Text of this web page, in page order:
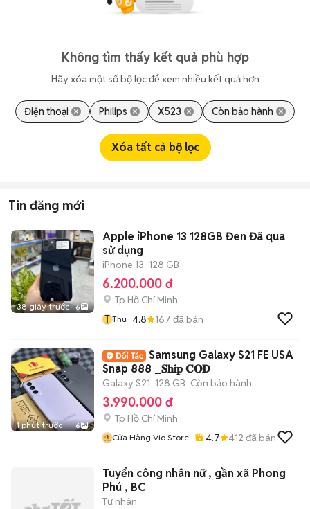
Không tìm thấy kết quả phù hợp
Hãy xóa một số bộ lọc để xem nhiều kết quả hơn
Điện thoại Philips X523 Còn bảo hành
Xóa tất cả bộ lọc
Tin đăng mới
38 giây trước 6
Apple iPhone 13 128GB Đen Đã qua
sử dụng
iPhone 13 128 GB
6.200.000 đ
Tp Hồ Chí Minh
T Thu 4.8 167 đã bán
1 phút trước 6
Samsung Galaxy S21 FE USA
Snap 888 _𝐒𝐡𝐢𝐩 𝐂𝐎𝐃
Galaxy S21 128 GB Còn bảo hành
3.990.000 đ
Tp Hồ Chí Minh
Cửa Hàng Vio Store 4.7 412 đã bán
Tuyển công nhân nữ , gần xã Phong
Phú , BC
Tư nhân